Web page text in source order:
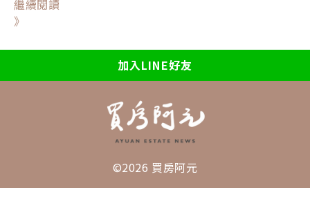
繼續閱讀
》
加入LINE好友
©2026 買房阿元